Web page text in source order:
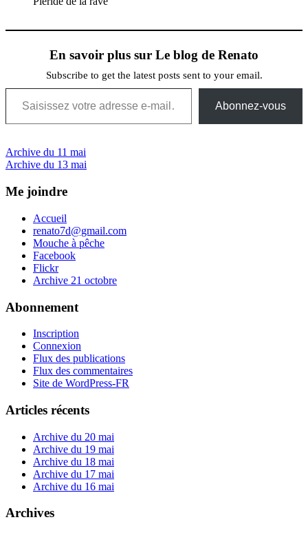
En savoir plus sur Le blog de Renato
Subscribe to get the latest posts sent to your email.
Saisissez votre adresse e-mail…
Abonnez-vous
Navigation
de
l’article
Previous
Post:
Archive du 11 mai
Next
Archive du 13 mai
Me joindre
Accueil
renato7d@gmail.com
Mouche à pêche
Facebook
Flickr
Archive 21 octobre
Abonnement
Inscription
Connexion
Flux des publications
Flux des commentaires
Site de WordPress-FR
Articles récents
Archive du 20 mai
Archive du 19 mai
Archive du 18 mai
Archive du 17 mai
Archive du 16 mai
Archives